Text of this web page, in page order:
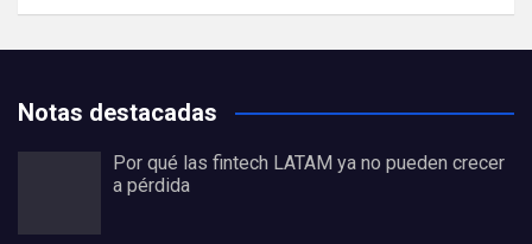
Notas destacadas
Por qué las fintech LATAM ya no pueden crecer
a pérdida